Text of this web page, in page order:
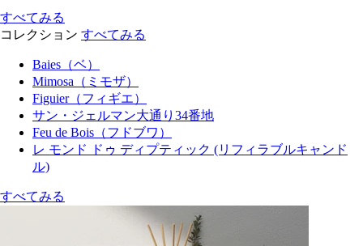
すべてみる
コレクション すべてみる
Baies（ベ）
Mimosa（ミモザ）
Figuier（フィギエ）
サン・ジェルマン大通り34番地
Feu de Bois（フドブワ）
レ モンド ドゥ ディプティック (リフィラブルキャンド
ル)
すべてみる